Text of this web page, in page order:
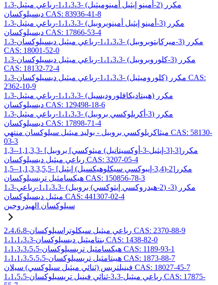
1،3-مكرر (2-أمينو إيثيل أمينوميثيل) -1،1،3،3-رباعي ميثيل
ديسيلوكسان CAS: 83936-41-8
1،3-مكرر (3-أمينو إيثيل أمينوبروبيل) -1،1،3،3-رباعي ميثيل
ديسيلوكسان CAS: 17866-53-4
1،3-مكرر (3-ميركابتوبروبيل) -1،1،3،3-رباعي ميثيل ديسيلوكسان
CAS: 18001-52-0
1،3-مكرر (3-كلوروبروبيل) -1،1،3،3-رباعي ميثيل ديسيلوكسان
CAS: 18132-72-4
1،3-مكرر (كلوروميثيل) -1،1،3،3-رباعي ميثيل ديسيلوكسان CAS:
2362-10-9
1،3-مكرر (هيبتاديكافلوروديسيل) -1،1،3،3-رباعي ميثيل
ديسيلوكسان CAS: 129498-18-6
1،3-مكرر (3-أكريلوكسي بروبيل) -1،1،3،3-رباعي ميثيل
ديسيلوكسان CAS: 17898-71-4
ميثاكريلوكسي بروبيل - بوليد ميثيل سيلوكسان منتهي CAS: 58130-
03-3
1,3-مكرر[3-[3-إيثيل-3-أوكسيتانيل) ميثوكسي] بروبيل] -1,1,3,3-
رباعي ميثيل ديسيلوكسان CAS: 3207-05-4
1,5-مكرر[2-(3,4-إيبوكسي سيكلوهيكسيل) إيثيل] -1,1,3,3,5,5-
هيكسامثيل تريسيلوكسان CAS: 150856-78-3
1،3-مكرر (3- (2-هيدروكسي إيثوكسي) بروبيل) -1،1،3،3-رباعي
ميثيل ديسيلوكسان CAS: 441307-02-4
سيلوكسان الهيدروجين
2،4،6،8-رباعي ميثيل سيكلوتراسيلوكسان CAS: 2370-88-9
1،1،1،3،3-بنتاميثيل ديسيلوكسان CAS: 1438-82-0
1،1،3،3،5،5-هيكسامثيل تريسيلوكسان CAS: 1189-93-1
1،1،1،3،5،5،5-هيبتامثيل تريسيلوكسان CAS: 1873-88-7
فينيلتريس (ثنائي ميثيل سيلوكسي) سيلان CAS: 18027-45-7
1،1،5،5-رباعي ميثيل-3،3-ثنائي فينيل تريسيلوكسان CAS: 17875-